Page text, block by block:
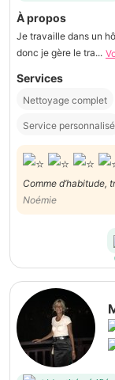
À propos
Je travaille dans un
donc je gère le tra...
Services
Nettoyage complet
Service personnalisé
Comme d’habitude,
Noémie